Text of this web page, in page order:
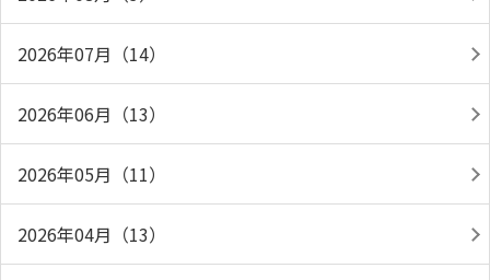
2026年07月（14）
2026年06月（13）
2026年05月（11）
2026年04月（13）